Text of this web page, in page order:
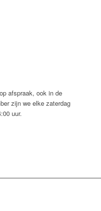
afspraak, ook in de
zijn we elke zaterdag
uur.